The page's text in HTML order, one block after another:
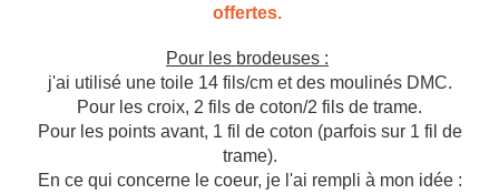
offertes.
Pour les brodeuses :
j'ai utilisé une toile 14 fils/cm et des moulinés DMC.
Pour les croix, 2 fils de coton/2 fils de trame.
Pour les points avant, 1 fil de coton (parfois sur 1 fil de
trame).
En ce qui concerne le coeur, je l'ai rempli à mon idée :